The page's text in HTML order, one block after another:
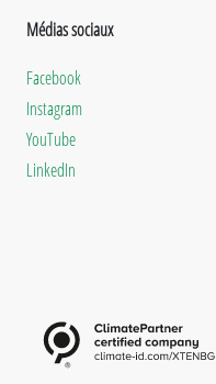
Médias sociaux
Facebook
Instagram
YouTube
LinkedIn